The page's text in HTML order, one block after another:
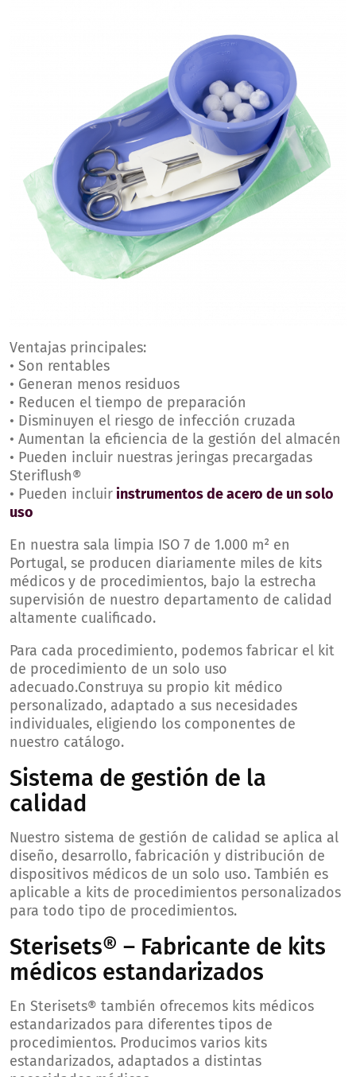
Ventajas principales:
• Son rentables
• Generan menos residuos
• Reducen el tiempo de preparación
• Disminuyen el riesgo de infección cruzada
• Aumentan la eficiencia de la gestión del almacén
• Pueden incluir nuestras jeringas precargadas
Steriflush®
• Pueden incluirinstrumentos de acero de un solo
uso
En nuestra sala limpia ISO 7 de 1.000 m² en
Portugal, se producen diariamente miles de kits
médicos y de procedimientos, bajo la estrecha
supervisión de nuestro departamento de calidad
altamente cualificado.
Para cada procedimiento, podemos fabricar el kit
de procedimiento de un solo uso
adecuado.Construya su propio kit médico
personalizado, adaptado a sus necesidades
individuales, eligiendo los componentes de
nuestro catálogo.
Sistema de gestión de la
calidad
Nuestro sistema de gestión de calidad se aplica al
diseño, desarrollo, fabricación y distribución de
dispositivos médicos de un solo uso. También es
aplicable a kits de procedimientos personalizados
para todo tipo de procedimientos.
Sterisets® – Fabricante de kits
médicos estandarizados
En Sterisets® también ofrecemos kits médicos
estandarizados para diferentes tipos de
procedimientos. Producimos varios kits
estandarizados, adaptados a distintas